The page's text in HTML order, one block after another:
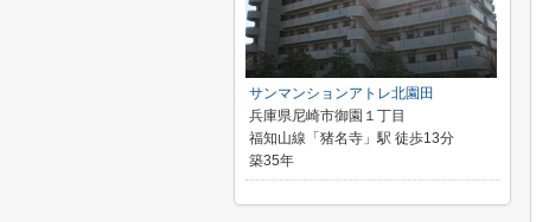
サンマンションアトレ北園田
兵庫県尼崎市御園１丁目
福知山線「猪名寺」駅 徒歩13分
築35年